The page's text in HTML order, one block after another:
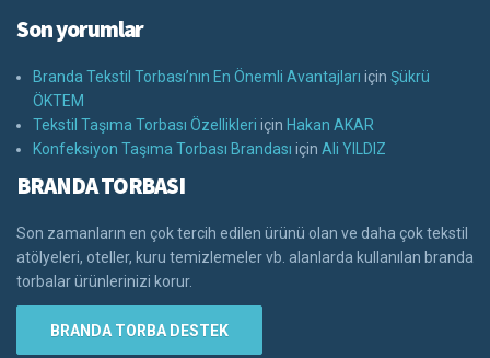
Son yorumlar
Branda Tekstil Torbası’nın En Önemli Avantajları için Şükrü
ÖKTEM
Tekstil Taşıma Torbası Özellikleri için Hakan AKAR
Konfeksiyon Taşıma Torbası Brandası için Ali YILDIZ
BRANDA TORBASI
Son zamanların en çok tercih edilen ürünü olan ve daha çok tekstil
atölyeleri, oteller, kuru temizlemeler vb. alanlarda kullanılan branda
torbalar ürünlerinizi korur.
BRANDA TORBA DESTEK